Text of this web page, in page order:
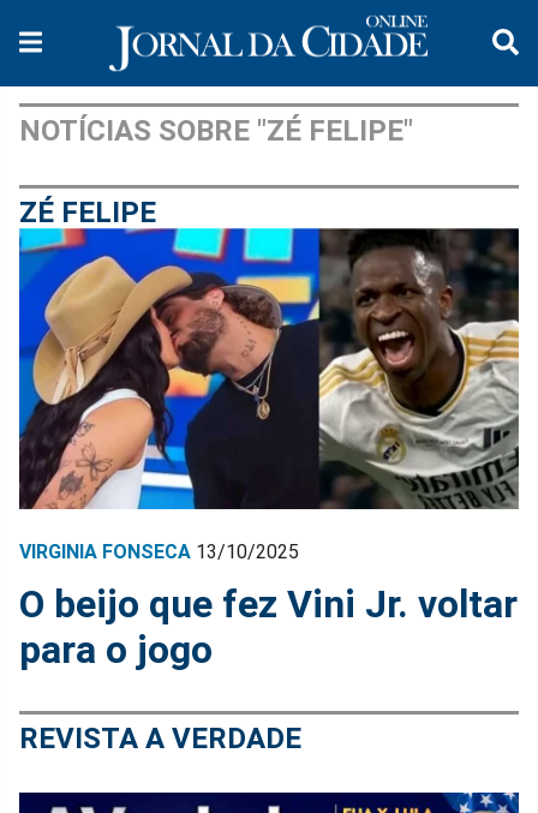
NOTÍCIAS SOBRE "ZÉ FELIPE"
ZÉ FELIPE
VIRGINIA FONSECA 13/10/2025
O beijo que fez Vini Jr. voltar
para o jogo
REVISTA A VERDADE